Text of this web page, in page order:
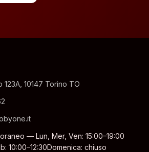
123A, 10147 Torino TO
— Lun, Mer, Ven: 15:00–19:00
10:00–12:30Domenica: chiuso